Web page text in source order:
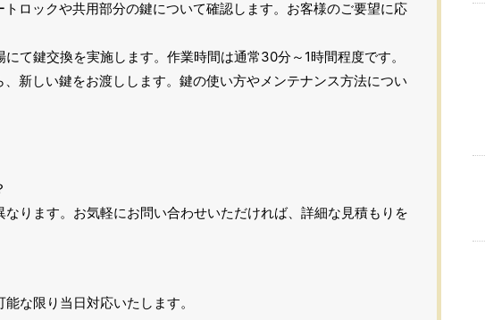
ロックや共用部分の鍵について確認します。お客様のご要望に応
て鍵交換を実施します。作業時間は通常30分～1時間程度です。
新しい鍵をお渡しします。鍵の使い方やメンテナンス方法につい
ります。お気軽にお問い合わせいただければ、詳細な見積もりを
な限り当日対応いたします。